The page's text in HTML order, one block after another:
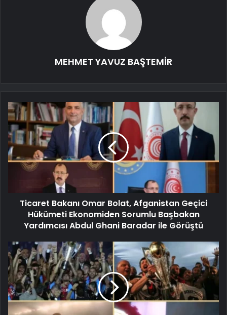
MEHMET YAVUZ BAŞTEMİR
Ticaret Bakanı Omar Bolat, Afganistan Geçici
Hükümeti Ekonomiden Sorumlu Başbakan
Yardımcısı Abdul Ghani Baradar ile Görüştü